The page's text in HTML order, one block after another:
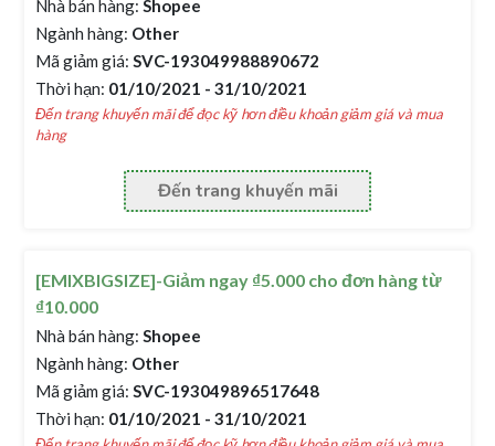
Nhà bán hàng: Shopee
Ngành hàng: Other
Mã giảm giá: SVC-193049988890672
Thời hạn: 01/10/2021 - 31/10/2021
Đến trang khuyến mãi để đọc kỹ hơn điều khoản giảm giá và mua
hàng
Đến trang khuyến mãi
[EMIXBIGSIZE]-Giảm ngay ₫5.000 cho đơn hàng từ
₫10.000
Nhà bán hàng: Shopee
Ngành hàng: Other
Mã giảm giá: SVC-193049896517648
Thời hạn: 01/10/2021 - 31/10/2021